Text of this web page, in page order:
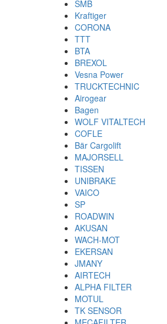
SMB
Kraftiger
CORONA
TTT
BTA
BREXOL
Vesna Power
TRUCKTECHNIC
Airogear
Bagen
WOLF VITALTECH
COFLE
Bär Cargolift
MAJORSELL
TISSEN
UNIBRAKE
VAICO
SP
ROADWIN
AKUSAN
WACH-MOT
EKERSAN
JMANY
AIRTECH
ALPHA FILTER
MOTUL
TK SENSOR